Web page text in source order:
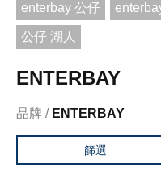
enterbay 公仔
公仔 湖人
ENTERBAY
品牌 ENTERBAY
篩選